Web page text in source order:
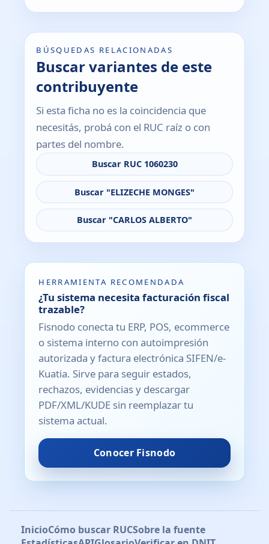
BÚSQUEDAS RELACIONADAS
Buscar variantes de este
contribuyente
Si esta ficha no es la coincidencia que
necesitás, probá con el RUC raíz o con
partes del nombre.
Buscar RUC 1060230
Buscar "ELIZECHE MONGES"
Buscar "CARLOS ALBERTO"
HERRAMIENTA RECOMENDADA
¿Tu sistema necesita facturación fiscal
trazable?
Fisnodo conecta tu ERP, POS, ecommerce
o sistema interno con autoimpresión
autorizada y factura electrónica SIFEN/e-
Kuatia. Sirve para seguir estados,
rechazos, evidencias y descargar
PDF/XML/KUDE sin reemplazar tu
sistema actual.
Conocer Fisnodo
InicioCómo buscar RUCSobre la fuente